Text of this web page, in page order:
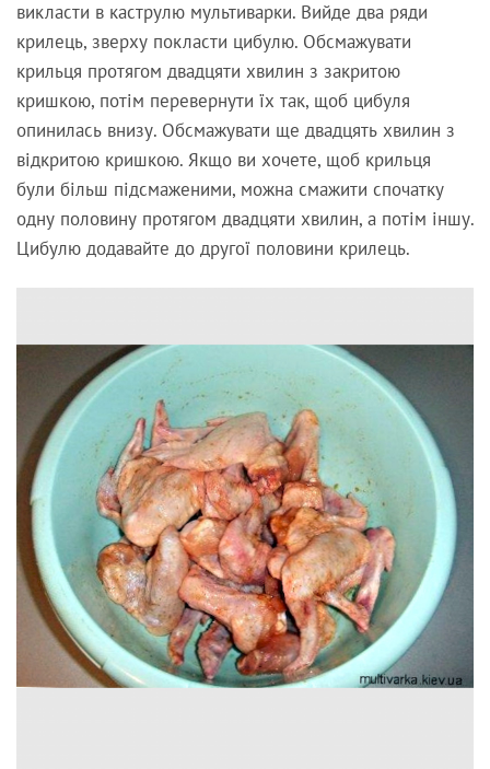
викласти в каструлю мультиварки. Вийде два ряди
крилець, зверху покласти цибулю. Обсмажувати
крильця протягом двадцяти хвилин з закритою
кришкою, потім перевернути їх так, щоб цибуля
опинилась внизу. Обсмажувати ще двадцять хвилин з
відкритою кришкою. Якщо ви хочете, щоб крильця
були більш підсмаженими, можна смажити спочатку
одну половину протягом двадцяти хвилин, а потім іншу.
Цибулю додавайте до другої половини крилець.